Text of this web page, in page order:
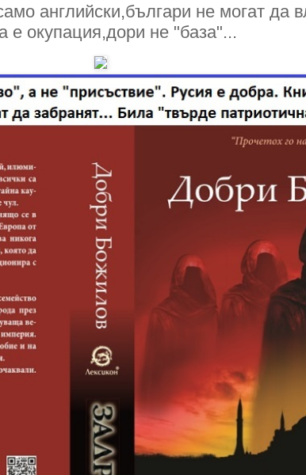
английски,българи не могат да
е окупация,дори не "база"...